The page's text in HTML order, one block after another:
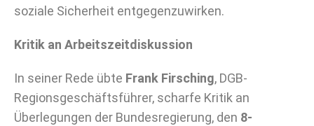
soziale Sicherheit entgegenzuwirken.
Kritik an Arbeitszeitdiskussion
In seiner Rede übte Frank Firsching, DGB-
Regionsgeschäftsführer, scharfe Kritik an
Überlegungen der Bundesregierung, den 8-